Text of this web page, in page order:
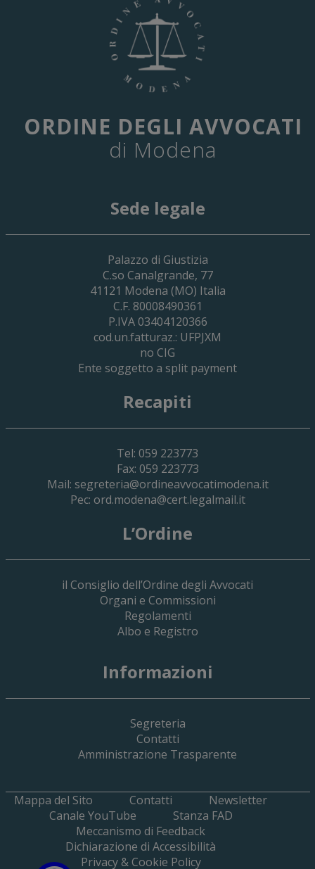
ORDINE DEGLI AVVOCATI
di Modena
Sede legale
Palazzo di Giustizia
C.so Canalgrande, 77
41121 Modena (MO) Italia
C.F. 80008490361
P.IVA 03404120366
cod.un.fatturaz.: UFPJXM
no CIG
Ente soggetto a split payment
Recapiti
Tel: 059 223773
Fax: 059 223773
Mail: segreteria@ordineavvocatimodena.it
Pec: ord.modena@cert.legalmail.it
L’Ordine
il Consiglio dell’Ordine degli Avvocati
Organi e Commissioni
Regolamenti
Albo e Registro
Informazioni
Segreteria
Contatti
Amministrazione Trasparente
Mappa del Sito Contatti
Newsletter
Canale YouTube
Stanza FAD
Meccanismo di Feedback
Dichiarazione di Accessibilità
Privacy & Cookie Policy